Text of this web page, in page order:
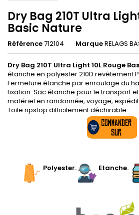
Dry Bag 210T Ultra
Basic Nature
Référence712104 MarqueRELAGS
Dry Bag 210T Ultra Light 10L Rouge
étanche en polyester 210D revêtement
Fermeture étanche par enroulage du
fixation. Sac étanche pour le transport
matériel en randonnée, voyage,
Toile ripstop difficilement déchirable.
Polyester. Etanche.